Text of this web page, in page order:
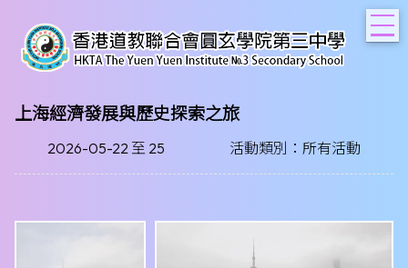
上海經濟發展與歷史探索之旅
2026-05-22 至 25 活動類別：所有活動